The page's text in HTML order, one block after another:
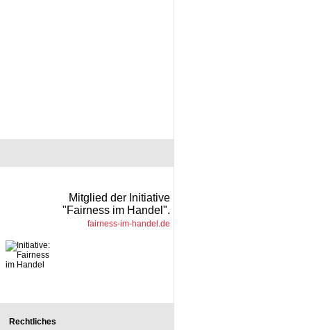
Mitglied der Initiative
"Fairness im Handel".
fairness-im-handel.de
Rechtliches